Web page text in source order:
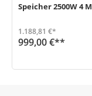
Speicher 2500W 4
1.188,81 €*
999,00 €**